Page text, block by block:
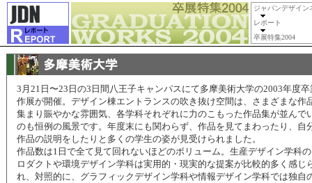
ジャパンデザイン
レポート
卒展特集2004
3月21日〜23日の3日間八王子キャンパスにて多摩美術大学の2003年度卒
作展が開催。デザイン棟エントランスの吹き抜け空間は、さまざまな作
集まり賑やかな雰囲気、各学科それぞれに力のこもった作品集が並んで
のも恒例の風景です。年度末にも関わらず、作品を見てまわったり、自
作品の説明をしたりと多くの学生の姿が見受けられました。
作品数は1日で全て見て回れないほどのボリューム。生産デザイン学科
ロダクトや環境デザイン学科は実用的・現実的な提案が比較的多く感じ
れ、対照的に、グラフィックデザイン学科や情報デザイン学科では独自